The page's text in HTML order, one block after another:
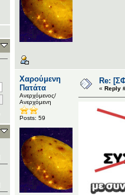
Χαρούμενη
Πατάτα
Ανερχόμενος/
Ανερχόμενη
Posts: 59
Re:
« Reply